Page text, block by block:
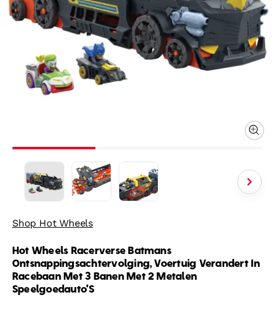
Shop Hot Wheels
Hot Wheels Racerverse Batmans
Ontsnappingsachtervolging, Voertuig Verandert In
Racebaan Met 3 Banen Met 2 Metalen
Speelgoedauto'S